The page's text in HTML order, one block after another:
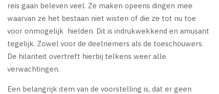
reis gaan beleven veel. Ze maken opeens dingen mee
waarvan ze het bestaan niet wisten of die ze tot nu toe
voor onmogelijk hielden. Dit is indrukwekkend en amusant
tegelijk. Zowel voor de deelnemers als de toeschouwers.
De hilariteit overtreft hierbij telkens weer alle
verwachtingen.
Een belangrijk item van de voorstelling is, dat er geen